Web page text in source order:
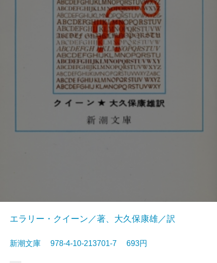
エラリー・クイーン／著、大久保康雄／訳
新潮文庫 978-4-10-213701-7 693円